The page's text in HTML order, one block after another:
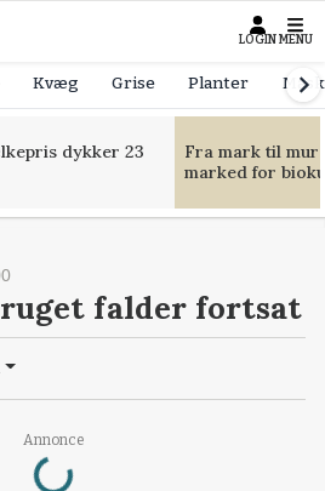
LOGIN MENU
Kvæg Grise Planter
dykker 23
Fra mark til
marked for
Annonce
Loading...
falder fortsat